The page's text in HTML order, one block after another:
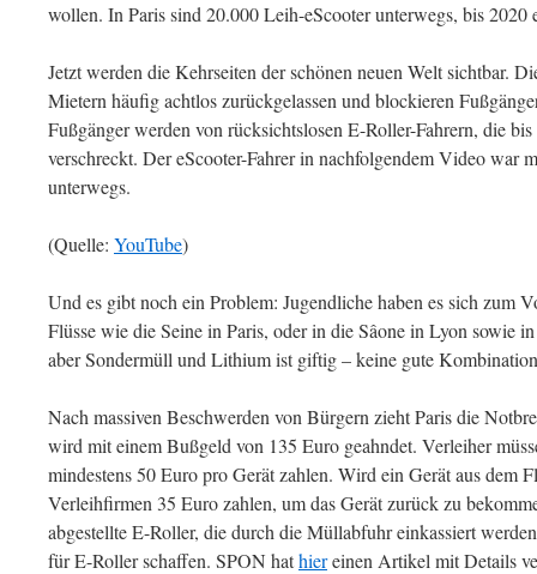
wollen. In Paris sind 20.000 Leih-eScooter unterwegs, bis 2020
Jetzt werden die Kehrseiten der schönen neuen Welt sichtbar.
Mietern häufig achtlos zurückgelassen und blockieren
Fußgänger werden von rücksichtslosen E-Roller-Fahrern, die
verschreckt. Der eScooter-Fahrer in nachfolgendem Video war
unterwegs.
(Quelle: YouTube)
Und es gibt noch ein Problem: Jugendliche haben es sich zum
Flüsse wie die Seine in Paris, oder in die Sâone in Lyon sowie
aber Sondermüll und Lithium ist giftig – keine gute
Nach massiven Beschwerden von Bürgern zieht Paris die
wird mit einem Bußgeld von 135 Euro geahndet. Verleiher
mindestens 50 Euro pro Gerät zahlen. Wird ein Gerät aus dem
Verleihfirmen 35 Euro zahlen, um das Gerät zurück zu
abgestellte E-Roller, die durch die Müllabfuhr einkassiert
für E-Roller schaffen. SPON hathiereinen Artikel mit Details